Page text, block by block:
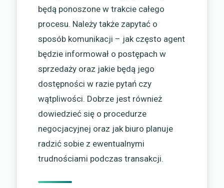
będą ponoszone w trakcie całego
procesu. Należy także zapytać o
sposób komunikacji – jak często agent
będzie informował o postępach w
sprzedaży oraz jakie będą jego
dostępności w razie pytań czy
wątpliwości. Dobrze jest również
dowiedzieć się o procedurze
negocjacyjnej oraz jak biuro planuje
radzić sobie z ewentualnymi
trudnościami podczas transakcji.